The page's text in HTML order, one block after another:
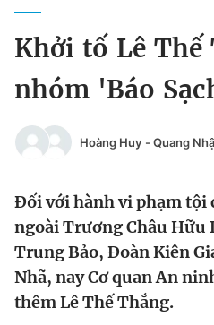
Chào ngày mới
Tin thị trường
Video
Đổi mật khẩu
Tin đã lưu
Tin đã xem
Khởi tố Lê
nhóm 'Báo
Hoàng Huy - Quang
Đối với hành vi phạm tội
ngoài Trương Châu Hữu
Trung Bảo, Đoàn Kiên
Nhã, nay Cơ quan An
thêm Lê Thế Thắng.